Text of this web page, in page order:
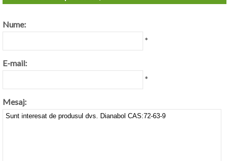
Nume:
*
E-mail:
*
Mesaj: